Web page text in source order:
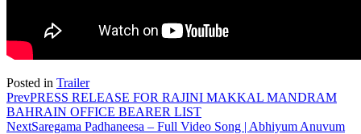
Posted in Trailer
PrevPRESS RELEASE FOR RAJINI MAKKAL MANDRAM
BAHRAIN OFFICE BEARER LIST
NextSaregama Padhaneesa – Full Video Song | Abhiyum Anuvum